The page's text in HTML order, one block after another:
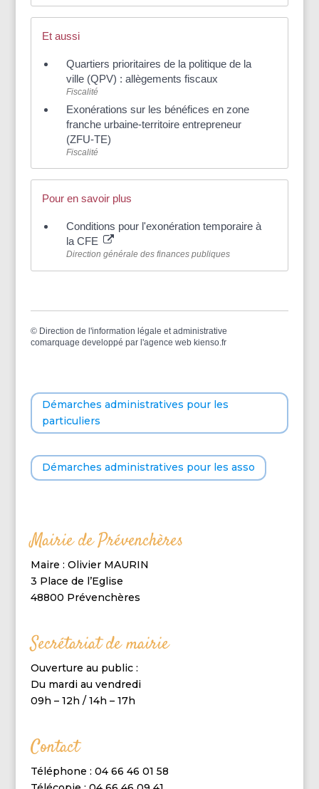
Et aussi
Quartiers prioritaires de la politique de la
ville (QPV) : allègements fiscaux
Fiscalité
Exonérations sur les bénéfices en zone
franche urbaine-territoire entrepreneur
(ZFU-TE)
Fiscalité
Pour en savoir plus
Conditions pour l'exonération temporaire à
la CFE
Direction générale des finances publiques
© Direction de l'information légale et administrative
comarquage developpé par l'agence web kienso.fr
Démarches administratives pour les
particuliers
Démarches administratives pour les asso
Mairie de Prévenchères
Maire : Olivier MAURIN
3 Place de l’Eglise
48800 Prévenchères
Secrétariat de mairie
Ouverture au public :
Du mardi au vendredi
09h – 12h / 14h – 17h
Contact
Téléphone : 04 66 46 01 58